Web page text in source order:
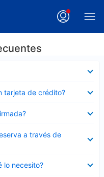
tarjeta de crédito?
a través de
lo necesito?